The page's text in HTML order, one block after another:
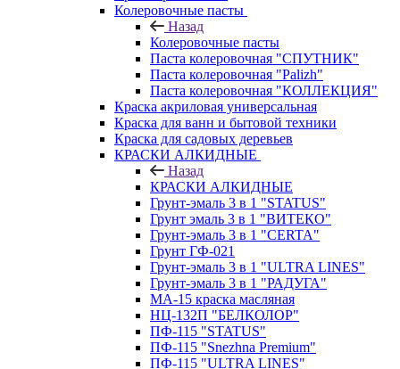
Колеровочные пасты
Назад
Колеровочные пасты
Паста колеровочная "СПУТНИК"
Паста колеровочная "Palizh"
Паста колеровочная "КОЛЛЕКЦИЯ"
Краска акриловая универсальная
Краска для ванн и бытовой техники
Краска для садовых деревьев
КРАСКИ АЛКИДНЫЕ
Назад
КРАСКИ АЛКИДНЫЕ
Грунт-эмаль 3 в 1 "STATUS"
Грунт эмаль 3 в 1 "ВИТЕКО"
Грунт-эмаль 3 в 1 "CERTA"
Грунт ГФ-021
Грунт-эмаль 3 в 1 "ULTRA LINES"
Грунт-эмаль 3 в 1 "РАДУГА"
МА-15 краска масляная
НЦ-132П "БЕЛКОЛОР"
ПФ-115 "STATUS"
ПФ-115 "Snezhna Premium"
ПФ-115 "ULTRA LINES"